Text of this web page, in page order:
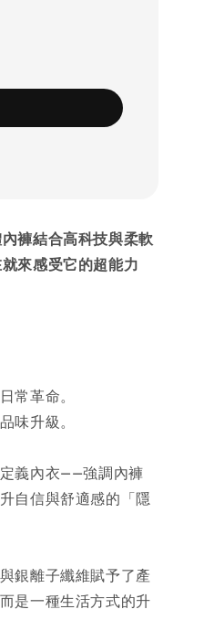
褲結合高科技與柔軟
來感受它的超能力
常革命。
味升級。
義內衣——強調內褲
自信與舒適感的「隱
銀離子纖維賦予了產
是一種生活方式的升